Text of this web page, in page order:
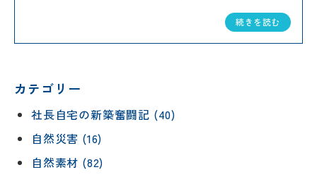
続きを読む
カテゴリー
社長自宅の新築奮闘記 (40)
自然災害 (16)
自然素材 (82)